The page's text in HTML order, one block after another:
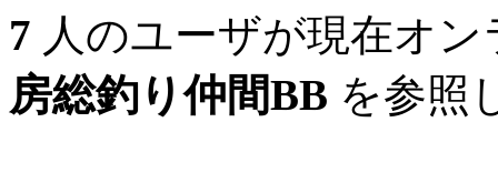
7 人のユーザが現在オ
房総釣り仲間BB を参照